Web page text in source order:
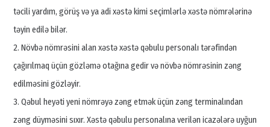
təcili yardım, görüş və ya adi xəstə kimi seçimlərlə xəstə nömrələrinə
təyin edilə bilər.
2. Növbə nömrəsini alan xəstə xəstə qəbulu personalı tərəfindən
çağırılmaq üçün gözləmə otağına gedir və növbə nömrəsinin zəng
edilməsini gözləyir.
3. Qəbul heyəti yeni nömrəyə zəng etmək üçün zəng terminalından
zəng düyməsini sıxır. Xəstə qəbulu personalına verilən icazələrə uyğun